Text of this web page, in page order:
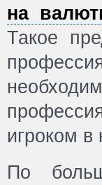
на
Такое
игроком в
По